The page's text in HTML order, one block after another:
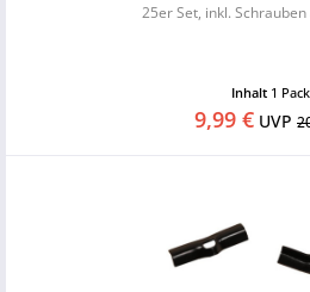
25er Set, inkl.
Inhalt 1 Pack
9,99 € UVP